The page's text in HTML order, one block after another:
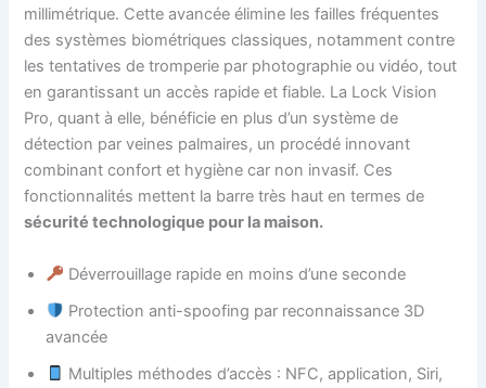
millimétrique. Cette avancée élimine les failles fréquentes
des systèmes biométriques classiques, notamment contre
les tentatives de tromperie par photographie ou vidéo, tout
en garantissant un accès rapide et fiable. La Lock Vision
Pro, quant à elle, bénéficie en plus d’un système de
détection par veines palmaires, un procédé innovant
combinant confort et hygiène car non invasif. Ces
fonctionnalités mettent la barre très haut en termes de
sécurité technologique pour la maison.
Déverrouillage rapide en moins d’une seconde
Protection anti-spoofing par reconnaissance 3D
avancée
Multiples méthodes d’accès : NFC, application, Siri,